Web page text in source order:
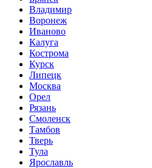
Владимир
Воронеж
Иваново
Калуга
Кострома
Курск
Липецк
Москва
Орел
Рязань
Смоленск
Тамбов
Тверь
Тула
Ярославль